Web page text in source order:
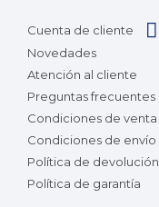
Cuenta de cliente
Novedades
Atención al cliente
Preguntas frecuentes
Condiciones de venta
Condiciones de envío
Política de devolución
Política de garantía